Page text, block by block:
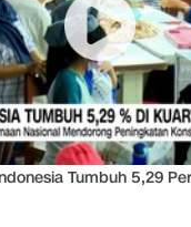
Tumbuh 5,29